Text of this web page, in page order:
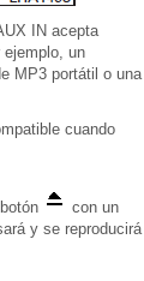
IN acepta
ejemplo, un
MP3 portátil o una
cuando
con un
y se reproducirá